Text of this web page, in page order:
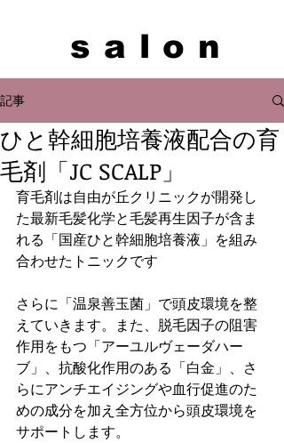
salon
記事
ひと幹細胞培養液配合の育
毛剤「JC SCALP」
育毛剤は自由が丘クリニックが開発し
た最新毛髪化学と毛髪再生因子が含ま
れる「国産ひと幹細胞培養液」を組み
合わせたトニックです
​さらに「温泉善玉菌」で頭皮環境を整
えていきます。また、脱毛因子の阻害
作用をもつ「アーユルヴェーダハー
ブ」、抗酸化作用のある「白金」、さ
らにアンチエイジングや血行促進のた
めの成分を加え全方位から頭皮環境を
サポートします。